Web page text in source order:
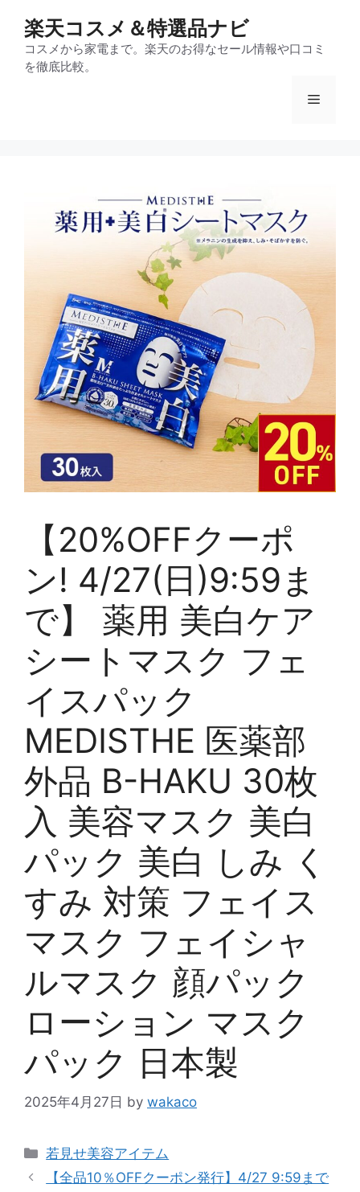
楽天コスメ＆特選品ナビ
コスメから家電まで。楽天のお得なセール情報や口コミ
を徹底比較。
メ
【20%OFFクーポ
ン! 4/27(日)9:59ま
で】 薬用 美白ケア
シートマスク フェ
イスパック
MEDISTHE 医薬部
外品 B-HAKU 30枚
入 美容マスク 美白
パック 美白 しみ く
すみ 対策 フェイス
マスク フェイシャ
ルマスク 顔パック
ローション マスク
パック 日本製
2025年4月27日 by wakaco
カ
テ
若見せ美容アイテム
【全品10％OFFクーポン発行】4/27 9:59まで